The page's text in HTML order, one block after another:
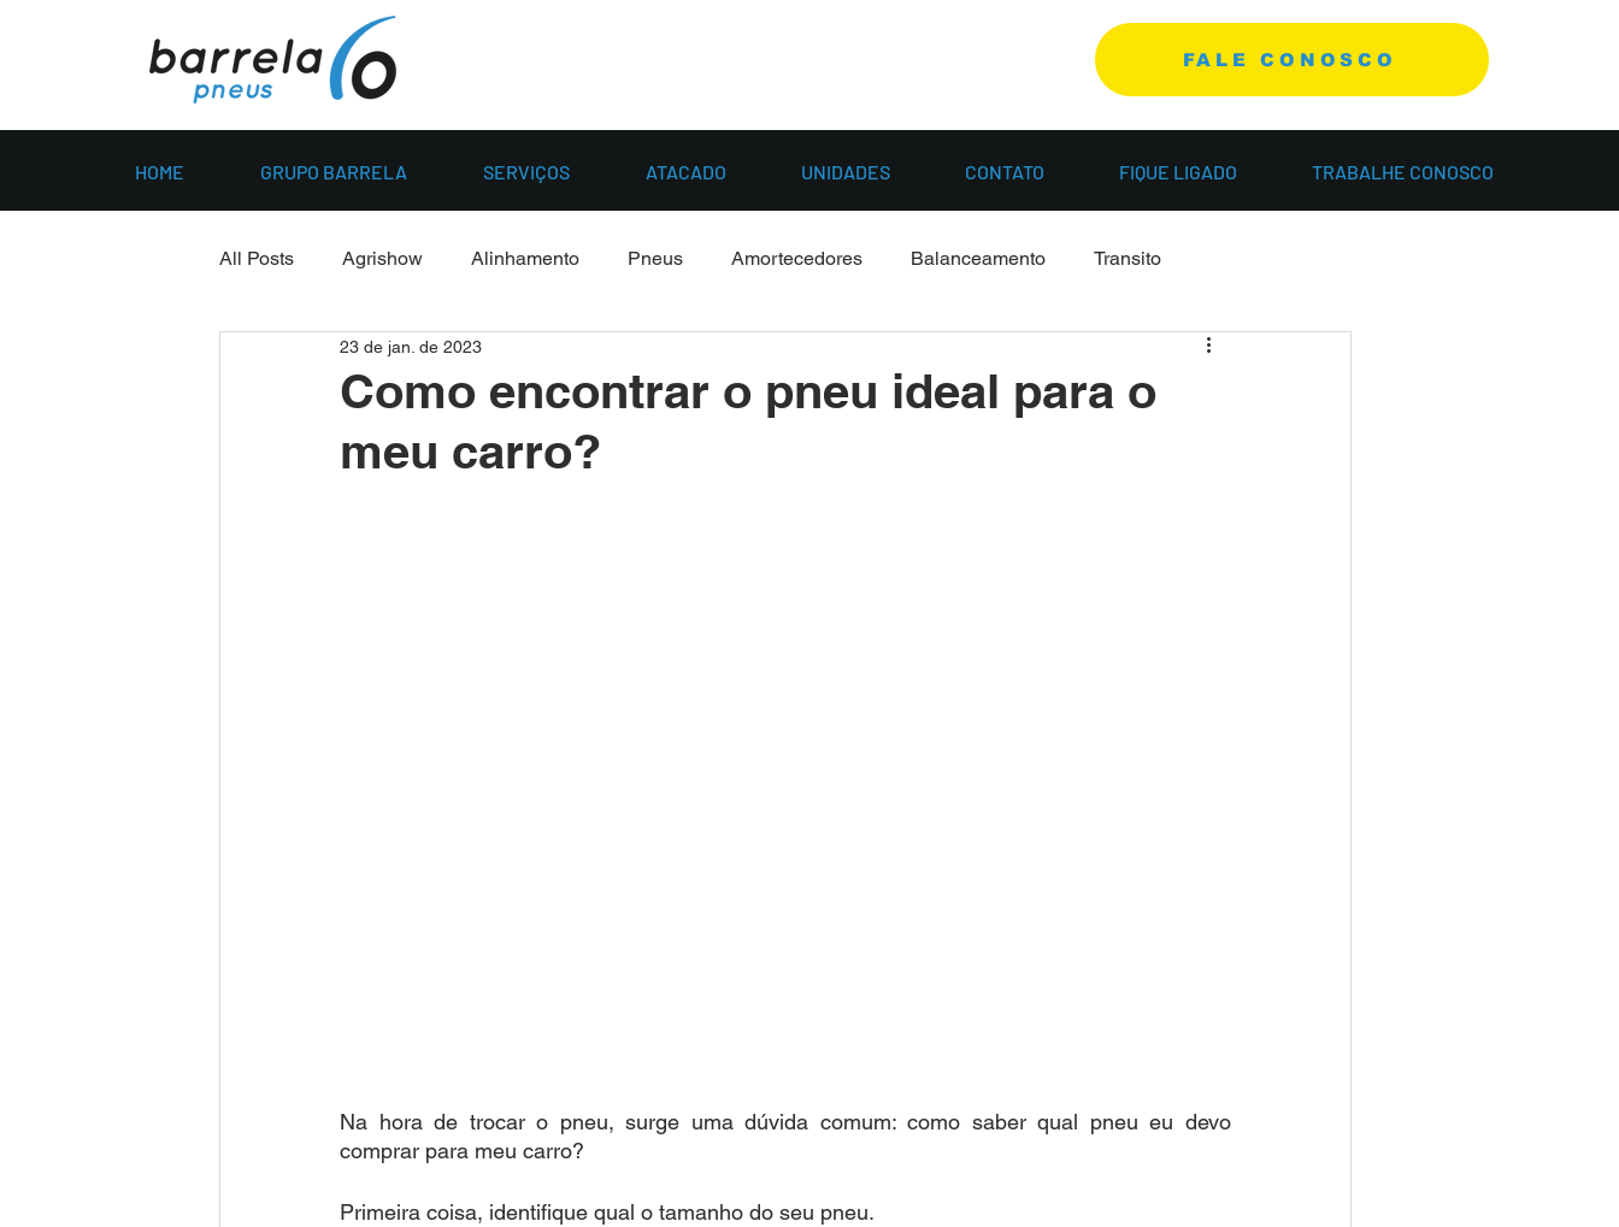
FALE CONOSCO
HOME GRUPO BARRELA SERVIÇOS ATACADO UNIDADES CONTATO FIQUE LIGADO TRABALHE CONOSCO
All Posts Agrishow Alinhamento Pneus Amortecedores Balanceamento Transito
Como encontrar o pneu ideal para o
meu carro?
23 de jan. de 2023
Na hora de trocar o pneu, surge uma dúvida comum: como saber qual pneu eu devo
comprar para meu carro?
Primeira coisa, identifique qual o tamanho do seu pneu.